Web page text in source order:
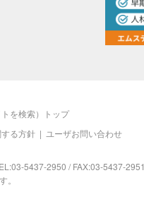
を検索）トップ
る方針 | ユーザお問い合わせ
5437-2950 / FAX:03-5437-2951